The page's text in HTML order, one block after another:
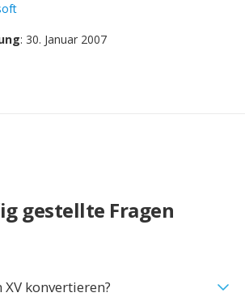
: 30. Januar 2007
gestellte Fragen
konvertieren?